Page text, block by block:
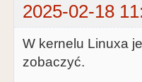
2025-02-18
W kernelu Linuxa
zobaczyć.